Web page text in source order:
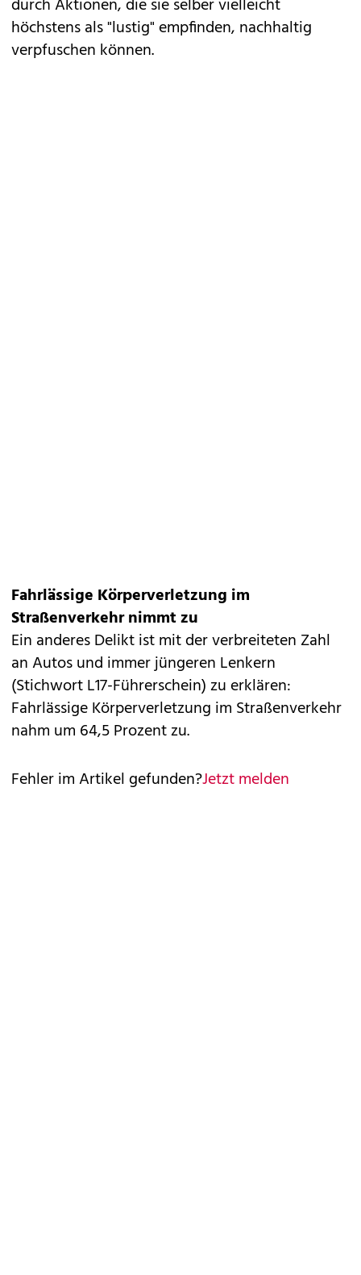
durch Aktionen, die sie selber vielleicht
höchstens als "lustig" empfinden, nachhaltig
verpfuschen können.
Fahrlässige Körperverletzung im
Straßenverkehr nimmt zu
Ein anderes Delikt ist mit der verbreiteten Zahl
an Autos und immer jüngeren Lenkern
(Stichwort L17-Führerschein) zu erklären:
Fahrlässige Körperverletzung im Straßenverkehr
nahm um 64,5 Prozent zu.
Fehler im Artikel gefunden?Jetzt melden